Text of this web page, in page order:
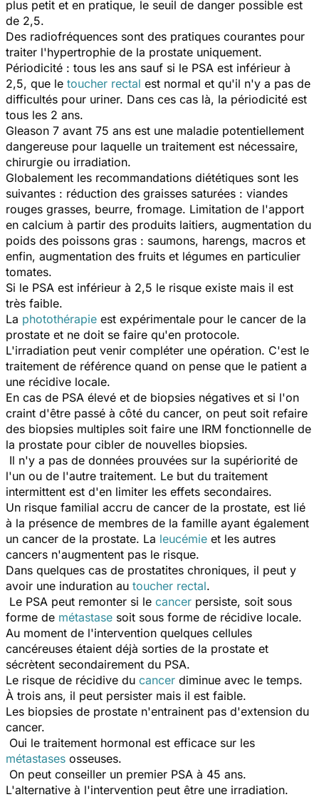
plus petit et en pratique, le seuil de danger possible est
de 2,5.
Des radiofréquences sont des pratiques courantes pour
traiter l'hypertrophie de la prostate uniquement.
Périodicité : tous les ans sauf si le PSA est inférieur à
2,5, que le toucher rectal est normal et qu'il n'y a pas de
difficultés pour uriner. Dans ces cas là, la périodicité est
tous les 2 ans.
Gleason 7 avant 75 ans est une maladie potentiellement
dangereuse pour laquelle un traitement est nécessaire,
chirurgie ou irradiation.
Globalement les recommandations diététiques sont les
suivantes : réduction des graisses saturées : viandes
rouges grasses, beurre, fromage. Limitation de l'apport
en calcium à partir des produits laitiers, augmentation du
poids des poissons gras : saumons, harengs, macros et
enfin, augmentation des fruits et légumes en particulier
tomates.
Si le PSA est inférieur à 2,5 le risque existe mais il est
très faible.
La photothérapie est expérimentale pour le cancer de la
prostate et ne doit se faire qu'en protocole.
L'irradiation peut venir compléter une opération. C'est le
traitement de référence quand on pense que le patient a
une récidive locale.
En cas de PSA élevé et de biopsies négatives et si l'on
craint d'être passé à côté du cancer, on peut soit refaire
des biopsies multiples soit faire une IRM fonctionnelle de
la prostate pour cibler de nouvelles biopsies.
Il n'y a pas de données prouvées sur la supériorité de
l'un ou de l'autre traitement. Le but du traitement
intermittent est d'en limiter les effets secondaires.
Un risque familial accru de cancer de la prostate, est lié
à la présence de membres de la famille ayant également
un cancer de la prostate. La leucémie et les autres
cancers n'augmentent pas le risque.
Dans quelques cas de prostatites chroniques, il peut y
avoir une induration au toucher rectal.
Le PSA peut remonter si le cancer persiste, soit sous
forme de métastase soit sous forme de récidive locale.
Au moment de l'intervention quelques cellules
cancéreuses étaient déjà sorties de la prostate et
sécrètent secondairement du PSA.
Le risque de récidive du cancer diminue avec le temps.
À trois ans, il peut persister mais il est faible.
Les biopsies de prostate n'entrainent pas d'extension du
cancer.
Oui le traitement hormonal est efficace sur les
métastases osseuses.
On peut conseiller un premier PSA à 45 ans.
L'alternative à l'intervention peut être une irradiation.